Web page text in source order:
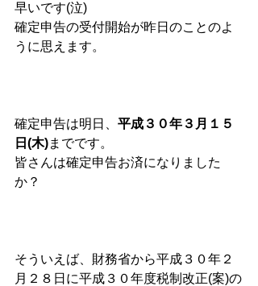
早いです(泣)
確定申告の受付開始が昨日のことのよ
うに思えます。
確定申告は明日、 平成３０年３月１５
日(木)までです。
皆さんは確定申告お済になりました
か？
そういえば、財務省から平成３０年２
月２８日に平成３０年度税制改正(案)の